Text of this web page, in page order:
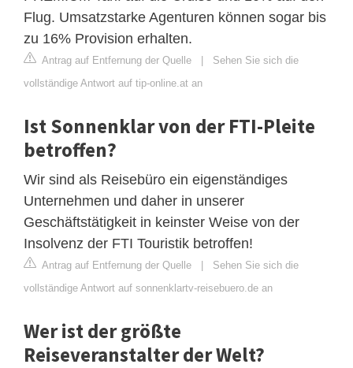
Flug. Umsatzstarke Agenturen können sogar bis
zu 16% Provision erhalten.
Antrag auf Entfernung der Quelle | Sehen Sie sich die
vollständige Antwort auf tip-online.at an
Ist Sonnenklar von der FTI-Pleite
betroffen?
Wir sind als Reisebüro ein eigenständiges
Unternehmen und daher in unserer
Geschäftstätigkeit in keinster Weise von der
Insolvenz der FTI Touristik betroffen!
Antrag auf Entfernung der Quelle | Sehen Sie sich die
vollständige Antwort auf sonnenklartv-reisebuero.de an
Wer ist der größte
Reiseveranstalter der Welt?